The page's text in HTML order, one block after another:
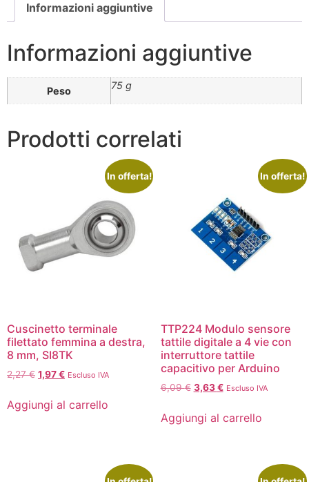
Informazioni aggiuntive
Informazioni aggiuntive
Peso 75 g
Prodotti correlati
In offerta!
Cuscinetto terminale
filettato femmina a destra,
8 mm, SI8TK
2,27€ 1,97€ Escluso IVA
Aggiungi al carrello
In offerta!
TTP224 Modulo sensore
tattile digitale a 4 vie con
interruttore tattile
capacitivo per Arduino
6,09€ 3,63€ Escluso IVA
Aggiungi al carrello